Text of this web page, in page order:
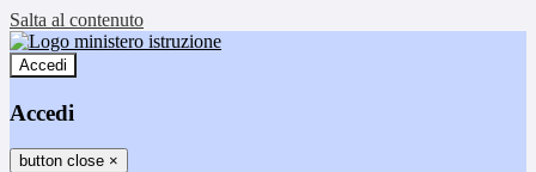
Salta al contenuto
Accedi
Accedi
button close ×